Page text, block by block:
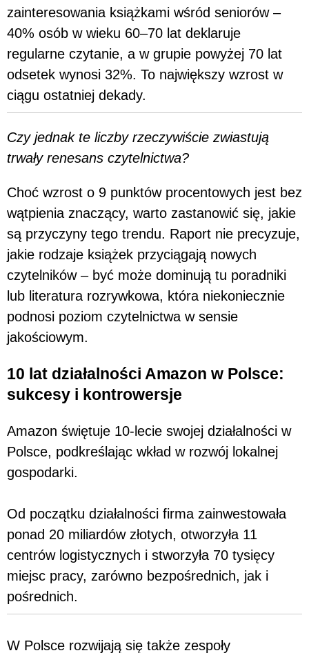
zainteresowania książkami wśród seniorów –
40% osób w wieku 60–70 lat deklaruje
regularne czytanie, a w grupie powyżej 70 lat
odsetek wynosi 32%. To największy wzrost w
ciągu ostatniej dekady.
Czy jednak te liczby rzeczywiście zwiastują
trwały renesans czytelnictwa?
Choć wzrost o 9 punktów procentowych jest bez
wątpienia znaczący, warto zastanowić się, jakie
są przyczyny tego trendu. Raport nie precyzuje,
jakie rodzaje książek przyciągają nowych
czytelników – być może dominują tu poradniki
lub literatura rozrywkowa, która niekoniecznie
podnosi poziom czytelnictwa w sensie
jakościowym.
10 lat działalności Amazon w Polsce:
sukcesy i kontrowersje
Amazon świętuje 10-lecie swojej działalności w
Polsce, podkreślając wkład w rozwój lokalnej
gospodarki.
Od początku działalności firma zainwestowała
ponad 20 miliardów złotych, otworzyła 11
centrów logistycznych i stworzyła 70 tysięcy
miejsc pracy, zarówno bezpośrednich, jak i
pośrednich.
W Polsce rozwijają się także zespoły